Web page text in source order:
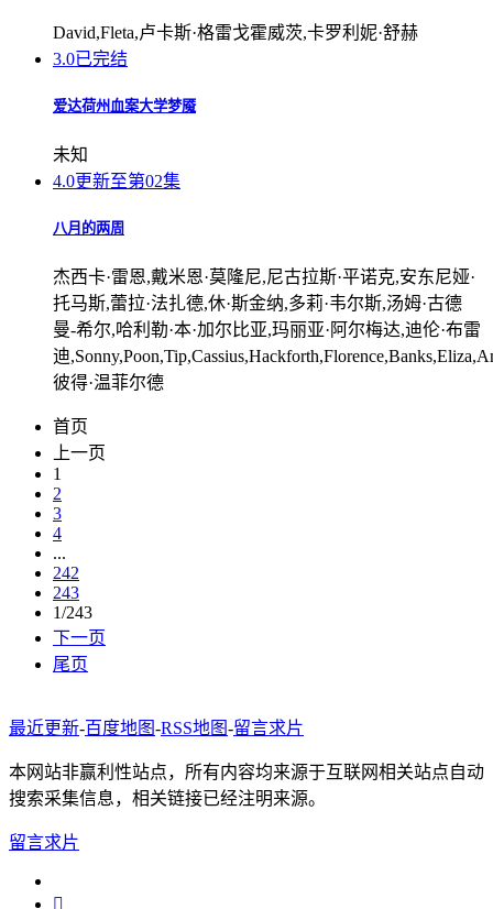
David,Fleta,卢卡斯·格雷戈霍威茨,卡罗利妮·舒赫
3.0已完结
爱达荷州血案大学梦魇
未知
4.0更新至第02集
八月的两周
杰西卡·雷恩,戴米恩·莫隆尼,尼古拉斯·平诺克,安东尼娅·
托马斯,蕾拉·法扎德,休·斯金纳,多莉·韦尔斯,汤姆·古德
曼-希尔,哈利勒·本·加尔比亚,玛丽亚·阿尔梅达,迪伦·布雷
迪
彼得·温菲尔德
首页
上一页
1
2
3
4
...
242
243
1/243
下一页
尾页
最近更新-百度地图-RSS地图-留言求片
本网站非赢利性站点，所有内容均来源于互联网相关站点自动
搜索采集信息，相关链接已经注明来源。
留言求片
